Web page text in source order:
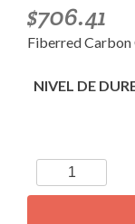
$706.41
Fiberred Carbon
NIVEL DE
Fiberred
Carbon